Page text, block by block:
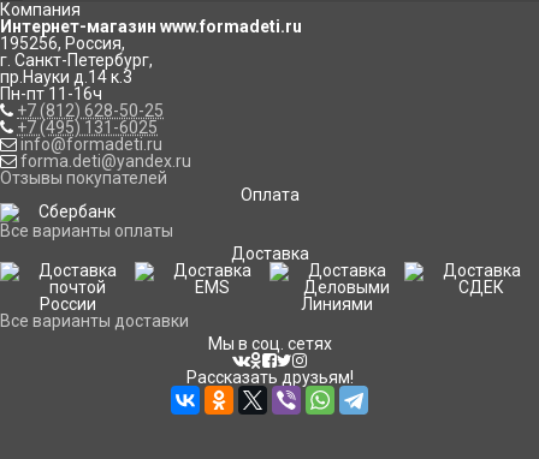
Компания
Интернет-магазин www.formadeti.ru
195256, Россия,
г. Санкт-Петербург,
пр.Науки д.14 к.3
Пн-пт 11-16ч
+7 (812) 628-50-25
+7 (495) 131-6025
info@formadeti.ru
forma.deti@yandex.ru
Отзывы покупателей
Оплата
Все варианты оплаты
Доставка
Все варианты доставки
Мы в соц. сетях
Рассказать друзьям!